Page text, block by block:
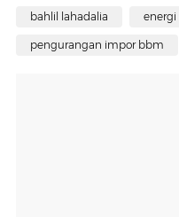
bahlil lahadalia energi
pengurangan impor bbm